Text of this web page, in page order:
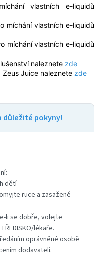
vlastních e-liquidů
míchání vlastních e-liquidů
míchání vlastních e-liquidů
naleznete zde
Juice naleznete zde